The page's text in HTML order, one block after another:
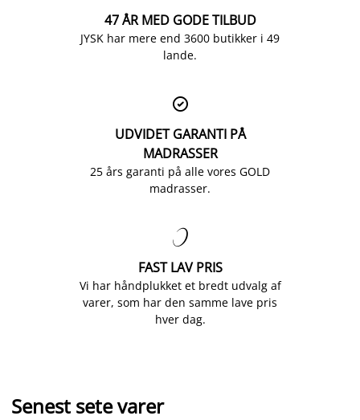
47 ÅR MED GODE TILBUD
JYSK har mere end 3600 butikker i 49
lande.

UDVIDET GARANTI PÅ
MADRASSER
25 års garanti på alle vores GOLD
madrasser.

FAST LAV PRIS
Vi har håndplukket et bredt udvalg af
varer, som har den samme lave pris
hver dag.
Senest sete varer